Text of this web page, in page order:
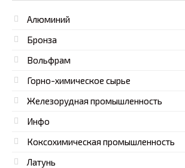
Алюминий
Бронза
Вольфрам
Горно-химическое сырье
Железорудная промышленность
Инфо
Коксохимическая промышленность
Латунь